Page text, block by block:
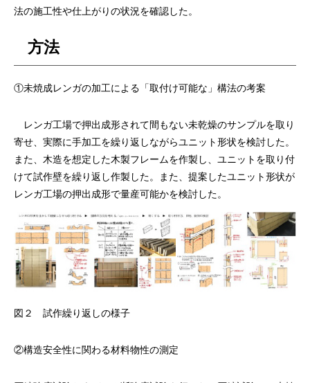
法の施工性や仕上がりの状況を確認した。
方法
①未焼成レンガの加工による「取付け可能な」構法の考案
レンガ工場で押出成形されて間もない未乾燥のサンプルを取り
寄せ、実際に手加工を繰り返しながらユニット形状を検討した。
また、木造を想定した木製フレームを作製し、ユニットを取り付
けて試作壁を繰り返し作製した。また、提案したユニット形状が
レンガ工場の押出成形で量産可能かを検討した。
図２ 試作繰り返しの様子
②構造安全性に関わる材料物性の測定